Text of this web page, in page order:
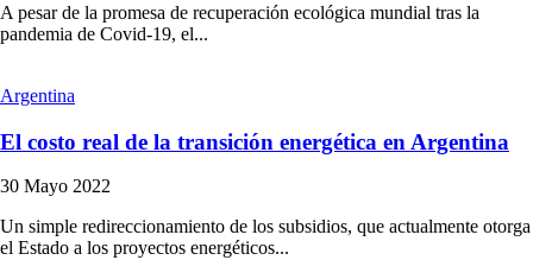
A pesar de la promesa de recuperación ecológica mundial tras la
pandemia de Covid-19, el...
Argentina
El costo real de la transición energética en Argentina
30 Mayo 2022
Un simple redireccionamiento de los subsidios, que actualmente otorga
el Estado a los proyectos energéticos...